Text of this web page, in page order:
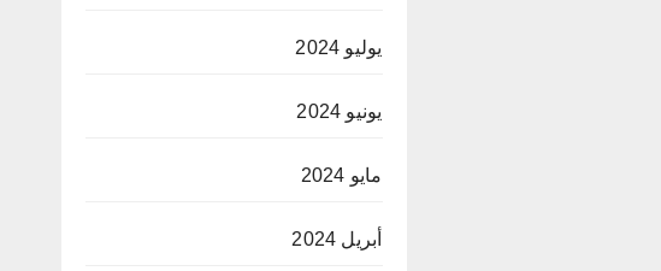
يوليو 2024
يونيو 2024
مايو 2024
أبريل 2024